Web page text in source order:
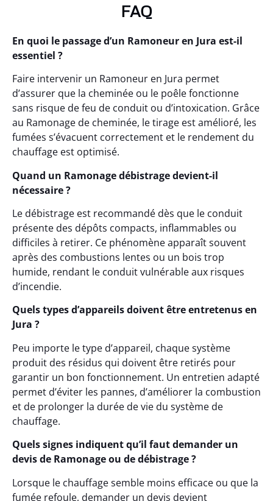
FAQ
En quoi le passage d’un Ramoneur en Jura est-il
essentiel ?
Faire intervenir un Ramoneur en Jura permet
d’assurer que la cheminée ou le poêle fonctionne
sans risque de feu de conduit ou d’intoxication. Grâce
au Ramonage de cheminée, le tirage est amélioré, les
fumées s’évacuent correctement et le rendement du
chauffage est optimisé.
Quand un Ramonage débistrage devient-il
nécessaire ?
Le débistrage est recommandé dès que le conduit
présente des dépôts compacts, inflammables ou
difficiles à retirer. Ce phénomène apparaît souvent
après des combustions lentes ou un bois trop
humide, rendant le conduit vulnérable aux risques
d’incendie.
Quels types d’appareils doivent être entretenus en
Jura ?
Peu importe le type d’appareil, chaque système
produit des résidus qui doivent être retirés pour
garantir un bon fonctionnement. Un entretien adapté
permet d’éviter les pannes, d’améliorer la combustion
et de prolonger la durée de vie du système de
chauffage.
Quels signes indiquent qu’il faut demander un
devis de Ramonage ou de débistrage ?
Lorsque le chauffage semble moins efficace ou que la
fumée refoule, demander un devis devient